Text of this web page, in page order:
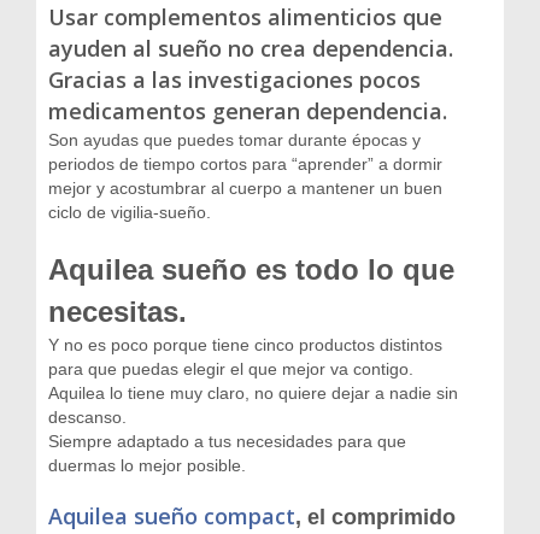
Usar complementos alimenticios que
ayuden al sueño no crea dependencia.
Gracias a las investigaciones pocos
medicamentos generan dependencia.
Son ayudas que puedes tomar durante épocas y
periodos de tiempo cortos para “aprender” a dormir
mejor y acostumbrar al cuerpo a mantener un buen
ciclo de vigilia-sueño.
Aquilea sueño es todo lo que
necesitas.
Y no es poco porque tiene cinco productos distintos
para que puedas elegir el que mejor va contigo.
Aquilea lo tiene muy claro, no quiere dejar a nadie sin
descanso.
Siempre adaptado a tus necesidades para que
duermas lo mejor posible.
Aquilea sueño compact, el comprimido